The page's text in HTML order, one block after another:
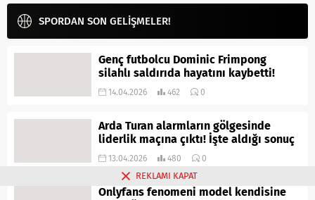
SPORDAN SON GELİŞMELER!
Genç futbolcu Dominic Frimpong
silahlı saldırıda hayatını kaybetti!
14.04.2026 462 0
Arda Turan alarmların gölgesinde
liderlik maçına çıktı! İşte aldığı sonuç
13.04.2026 480 0
Onlyfans fenomeni model kendisine
REKLAMI KAPAT